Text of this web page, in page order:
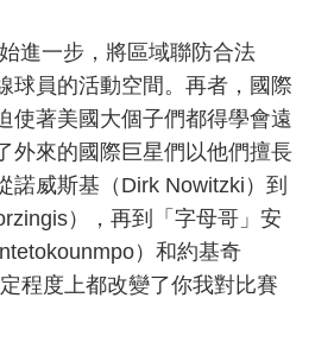
進一步，將區域聯防合法
球員的活動空間。再者，國際
使著美國大個子們都得學會遠
外來的國際巨星們以他們擅長
諾威斯基（Dirk Nowitzki）到
），再到「字母哥」安
）和約基奇
程度上都改變了你我對比賽